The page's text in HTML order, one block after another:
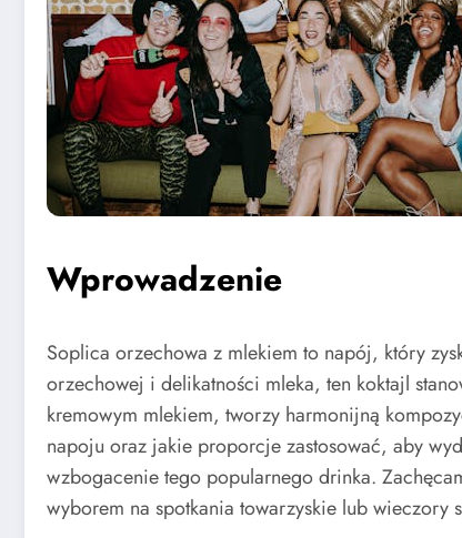
Wprowadzenie
Soplica orzechowa z mlekiem to napój, który
orzechowej i delikatności mleka, ten koktajl
kremowym mlekiem, tworzy harmonijną
napoju oraz jakie proporcje zastosować, aby
wzbogacenie tego popularnego drinka.
wyborem na spotkania towarzyskie lub wieczory